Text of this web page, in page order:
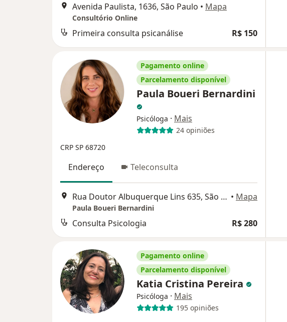
Avenida Paulista, 1636, São Paulo • Mapa
Consultório Online
Primeira consulta psicanálise R$ 150
Pagamento online
Parcelamento disponível
Paula Boueri Bernardini
Psicóloga · Mais
24 opiniões
CRP SP 68720
Endereço Teleconsulta
Rua Doutor Albuquerque Lins 635, São Paulo • Mapa
Paula Boueri Bernardini
Consulta Psicologia R$ 280
Pagamento online
Parcelamento disponível
Katia Cristina Pereira
Psicóloga · Mais
195 opiniões